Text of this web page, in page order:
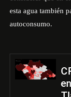
esta agua también
autoconsumo.